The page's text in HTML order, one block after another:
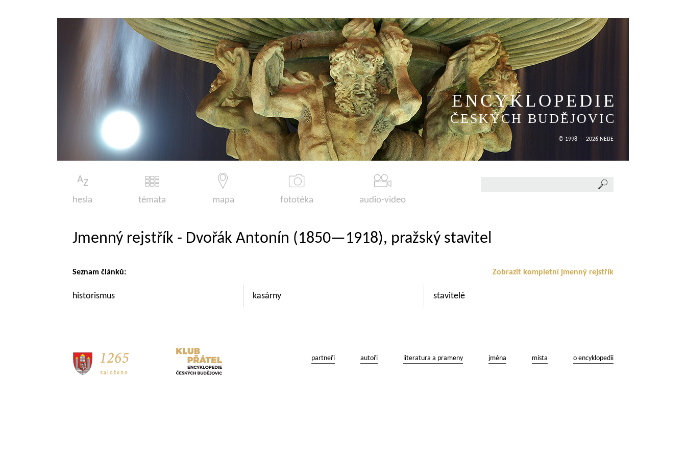
ENCYKLOPEDIE
ČESKÝCH BUDĚJOVIC
© 1998 — 2026 NEBE
hesla témata mapa fototéka audio-video
Jmenný rejstřík - Dvořák Antonín (1850—1918), pražský stavitel
Zobrazit kompletní jmenný rejstřík
Seznam článků:
historismus kasárny stavitelé
partneři autoři literatura a prameny jména místa o encyklopedii